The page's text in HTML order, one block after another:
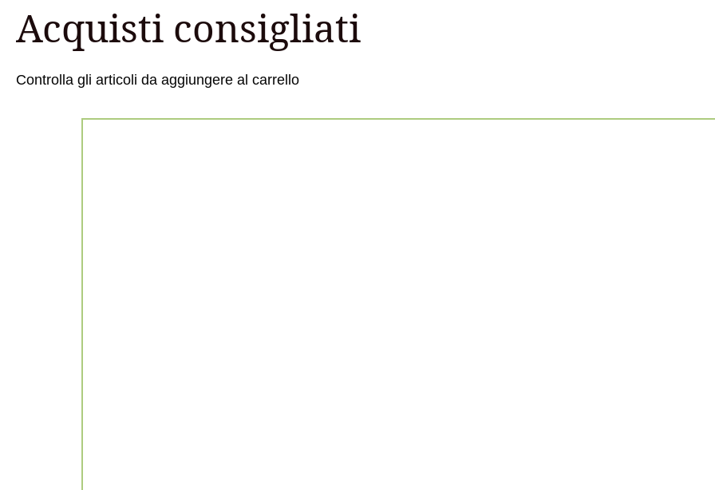
Acquisti consigliati
Controlla gli articoli da aggiungere al carrello